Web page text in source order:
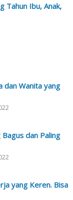
Tahun Ibu, Anak,
dan Wanita yang
dan Paling
yang Keren. Bisa